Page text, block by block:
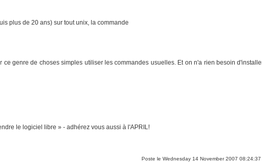
plus de 20 ans) sur tout unix, la commande
ce genre de choses simples utiliser les commandes usuelles. Et on n'a rien besoin
le logiciel libre » - adhérez vous aussi à l'APRIL!
Poste le Wednesday 14 November 2007 08:24:37